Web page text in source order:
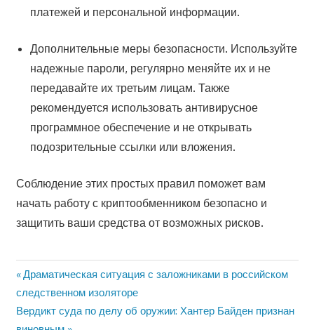
платежей и персональной информации.
Дополнительные меры безопасности. Используйте
надежные пароли, регулярно меняйте их и не
передавайте их третьим лицам. Также
рекомендуется использовать антивирусное
программное обеспечение и не открывать
подозрительные ссылки или вложения.
Соблюдение этих простых правил поможет вам
начать работу с криптообменником безопасно и
защитить ваши средства от возможных рисков.
Навигация
по
Предыдущая
запись:
Драматическая ситуация с заложниками в российском
следственном изоляторе
Следующая
Вердикт суда по делу об оружии: Хантер Байден признан